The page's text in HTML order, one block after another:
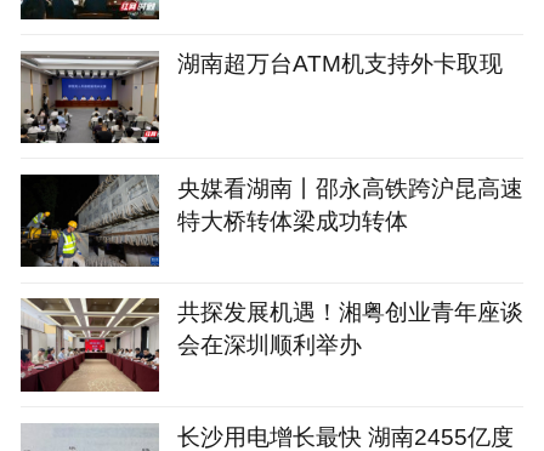
湖南超万台ATM机支持外卡取现
央媒看湖南丨邵永高铁跨沪昆高速
特大桥转体梁成功转体
共探发展机遇！湘粤创业青年座谈
会在深圳顺利举办
长沙用电增长最快 湖南2455亿度